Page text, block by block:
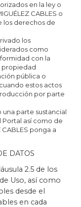
en la ley o
CABLES o
los derechos de
los
como
con la
propiedad
pública o
estos actos
por parte
una parte sustancial
así como de
ponga a
DATOS
2.5 de los
Uso, así como
desde el
en cada